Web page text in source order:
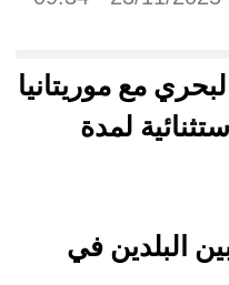
حق الأداء
موريتانيا:
للفنانين؟
رحيل الفنان
ناشط يهاجم